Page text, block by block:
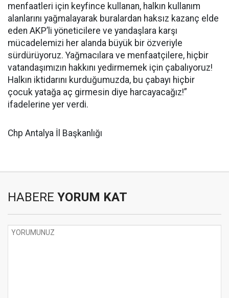
menfaatleri için keyfince kullanan, halkın kullanım
alanlarını yağmalayarak buralardan haksız kazanç elde
eden AKP’li yöneticilere ve yandaşlara karşı
mücadelemizi her alanda büyük bir özveriyle
sürdürüyoruz. Yağmacılara ve menfaatçilere, hiçbir
vatandaşımızın hakkını yedirmemek için çabalıyoruz!
Halkın iktidarını kurduğumuzda, bu çabayı hiçbir
çocuk yatağa aç girmesin diye harcayacağız!”
ifadelerine yer verdi.
Chp Antalya İl Başkanlığı
HABERE YORUM KAT